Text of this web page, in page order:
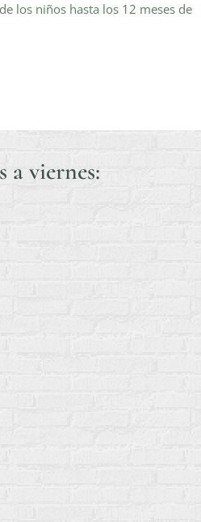
los niños hasta los 12 meses de
a viernes: